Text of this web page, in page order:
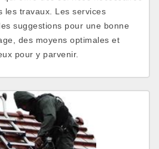
les travaux. Les services
suggestions pour une bonne
des moyens optimales et
pour y parvenir.